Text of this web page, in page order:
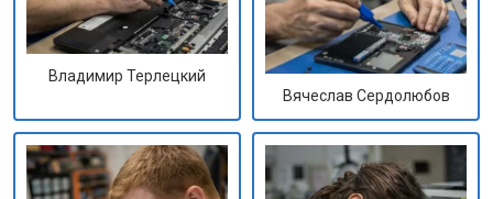
Владимир Терлецкий
Вячеслав Сердолюбов